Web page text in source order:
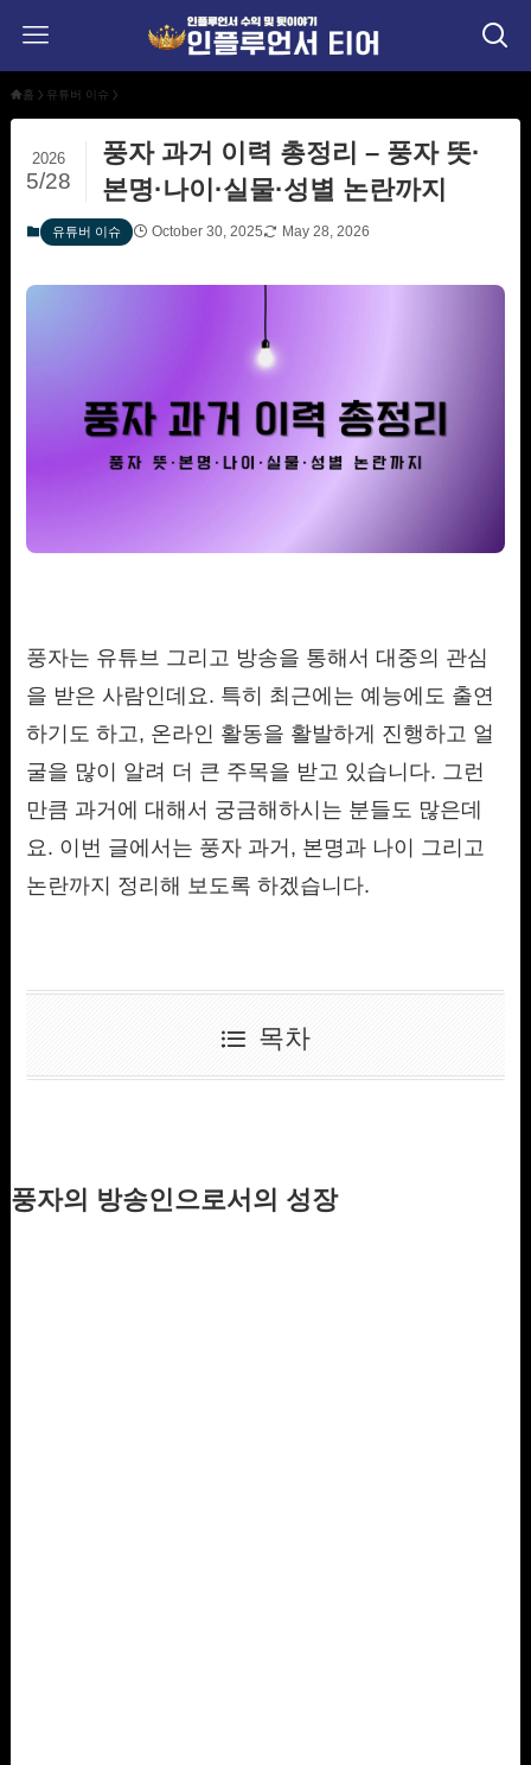
홈 유튜버 이슈
풍자 과거 이력 총정리 – 풍자 뜻·
본명·나이·실물·성별 논란까지
2026
5/28
유튜버 이슈 October 30, 2025 May 28, 2026
풍자는 유튜브 그리고 방송을 통해서 대중의 관심
을 받은 사람인데요. 특히 최근에는 예능에도 출연
하기도 하고, 온라인 활동을 활발하게 진행하고 얼
굴을 많이 알려 더 큰 주목을 받고 있습니다. 그런
만큼 과거에 대해서 궁금해하시는 분들도 많은데
요. 이번 글에서는 풍자 과거, 본명과 나이 그리고
논란까지 정리해 보도록 하겠습니다.
목차
풍자의 방송인으로서의 성장